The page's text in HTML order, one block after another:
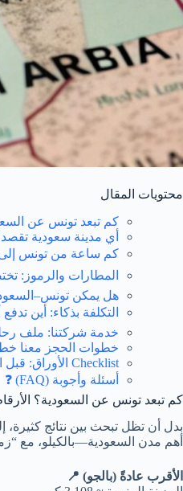
محتويات المقال
كم تبعد تونس عن
أي مدينة سعودية
كم ساعة من تونس إلى
المطارات والرموز:
هل يمكن
التكلفة بذكاء: أين
خدمة شركتنا: ملف
خطوات الحجز معنا
Checklist الأوراق: قبل الإقلاع بـ 72 ساعة 📌
أسئلة وأجوبة (FAQ) ❓
كم تبعد تونس عن السعودية؟
بدل أن تظل تبحث بين نتائج
أهم مدن السعودية—بالكيلو، مع
الأقرب عادةً (بالجو) 📍